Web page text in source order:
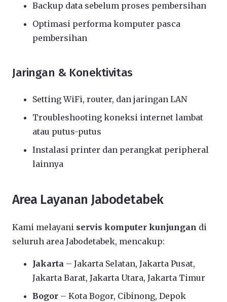
Backup data sebelum proses pembersihan
Optimasi performa komputer pasca
pembersihan
Jaringan & Konektivitas
Setting WiFi, router, dan jaringan LAN
Troubleshooting koneksi internet lambat
atau putus-putus
Instalasi printer dan perangkat peripheral
lainnya
Area Layanan Jabodetabek
Kami melayani servis komputer kunjungan di
seluruh area Jabodetabek, mencakup:
Jakarta – Jakarta Selatan, Jakarta Pusat,
Jakarta Barat, Jakarta Utara, Jakarta Timur
Bogor – Kota Bogor, Cibinong, Depok